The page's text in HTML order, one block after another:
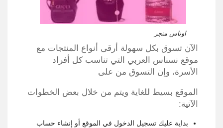
اوناس متجر
الآن تسوق بكل سهولة أرقى أنواع المنتجات مع
موقع نسناس العربي التي تناسب كل أفراد
الأسرة، وإن التسوق من على
الموقع بسيط للغاية ويتم من خلال بعض الخطوات
الآتية:
بداية عليك تسجيل الدخول في الموقع أو إنشاء حساب